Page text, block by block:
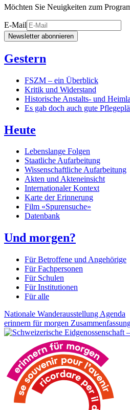
Möchten Sie Neuigkeiten zum
E-Mail
Newsletter abonnieren
Gestern
FSZM – ein Überblick
Kritik und Widerstand
Historische Anstalts- und
Es gab doch auch gute
Heute
Lebenslange Folgen
Staatliche Aufarbeitung
Wissenschaftliche Aufarbeitung
Akten und Akteneinsicht
Internationaler Kontext
Karte der Erinnerung
Film «Spurensuche»
Datenbank
Und morgen?
Für Betroffene und Angehörige
Für Fachpersonen
Für Schulen
Für Institutionen
Für alle
Nationale Wanderausstellung Agenda
erinnern für morgen